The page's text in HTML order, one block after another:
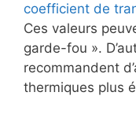
coefficient de
Ces valeurs
garde-fou ».
recommandent
thermiques plus